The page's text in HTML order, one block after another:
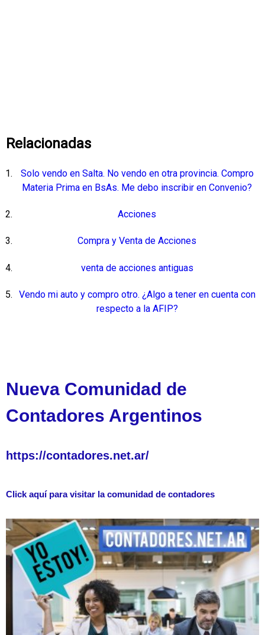
Relacionadas
Solo vendo en Salta. No vendo en otra provincia. Compro
Materia Prima en BsAs. Me debo inscribir en Convenio?
Acciones
Compra y Venta de Acciones
venta de acciones antiguas
Vendo mi auto y compro otro. ¿Algo a tener en cuenta con
respecto a la AFIP?
Nueva Comunidad de
Contadores Argentinos
https://contadores.net.ar/
Click aquí para visitar la comunidad de contadores